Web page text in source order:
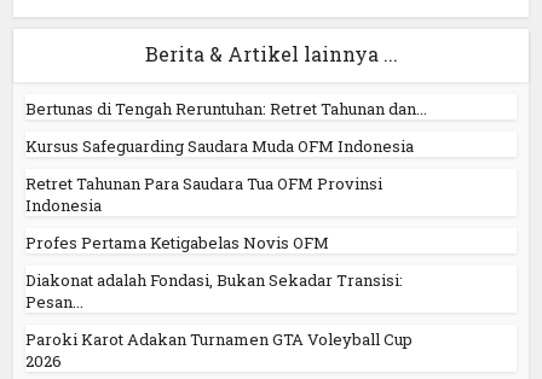
Berita & Artikel lainnya ...
Bertunas di Tengah Reruntuhan: Retret Tahunan dan...
Kursus Safeguarding Saudara Muda OFM Indonesia
Retret Tahunan Para Saudara Tua OFM Provinsi
Indonesia
Profes Pertama Ketigabelas Novis OFM
Diakonat adalah Fondasi, Bukan Sekadar Transisi:
Pesan...
Paroki Karot Adakan Turnamen GTA Voleyball Cup
2026